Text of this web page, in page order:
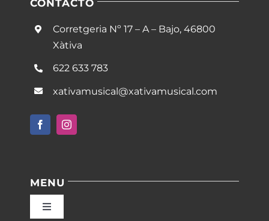
CONTACTO
Corretgeria Nº 17 – A – Bajo, 46800
Xàtiva
622 633 783
xativamusical@xativamusical.com
MENU
Toggle